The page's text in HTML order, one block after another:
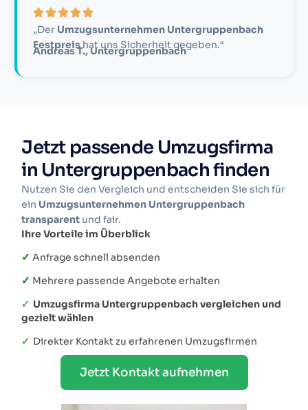
„Der Umzugsunternehmen Untergruppenbach
Festpreishat uns Sicherheit gegeben.“
Andreas T., Untergruppenbach
Jetzt passende Umzugsfirma
in Untergruppenbach finden
Nutzen Sie den Vergleich und entscheiden Sie sich für
ein Umzugsunternehmen Untergruppenbach
transparent und fair.
Ihre Vorteile im Überblick
✓ Anfrage schnell absenden
✓ Mehrere passende Angebote erhalten
✓ Umzugsfirma Untergruppenbach vergleichen und
gezielt wählen
✓ Direkter Kontakt zu erfahrenen Umzugsfirmen
Jetzt Kontakt aufnehmen